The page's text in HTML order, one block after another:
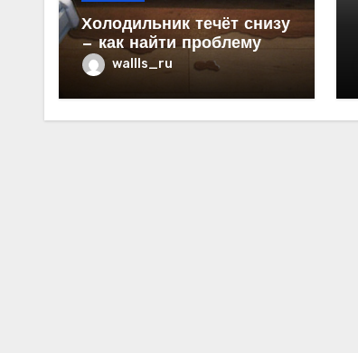
Холодильник течёт снизу
— как найти проблему
wallls_ru